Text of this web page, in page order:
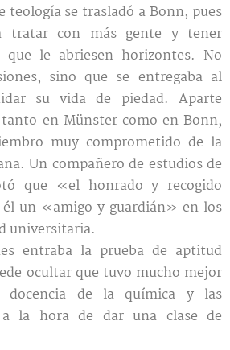
teología se trasladó a Bonn, pues
tratar con más gente y tener
que le abriesen horizontes. No
sino que se entregaba al
su vida de piedad. Aparte
en Münster como en Bonn,
muy comprometido de la
Un compañero de estudios de
que «el honrado y recogido
un «amigo y guardián» en los
universitaria.
entraba la prueba de aptitud
ocultar que tuvo mucho mejor
docencia de la química y las
a la hora de dar una clase de